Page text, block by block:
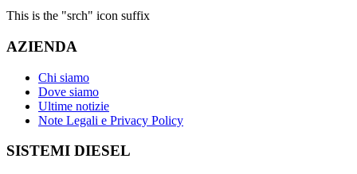
This is the "srch" icon suffix
AZIENDA
Chi siamo
Dove siamo
Ultime notizie
Note Legali e Privacy Policy
SISTEMI DIESEL